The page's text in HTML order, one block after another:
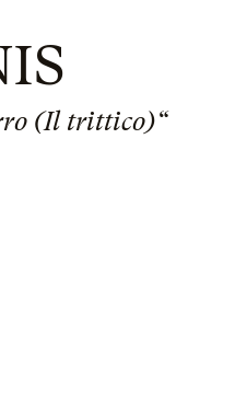
(Il trittico)“